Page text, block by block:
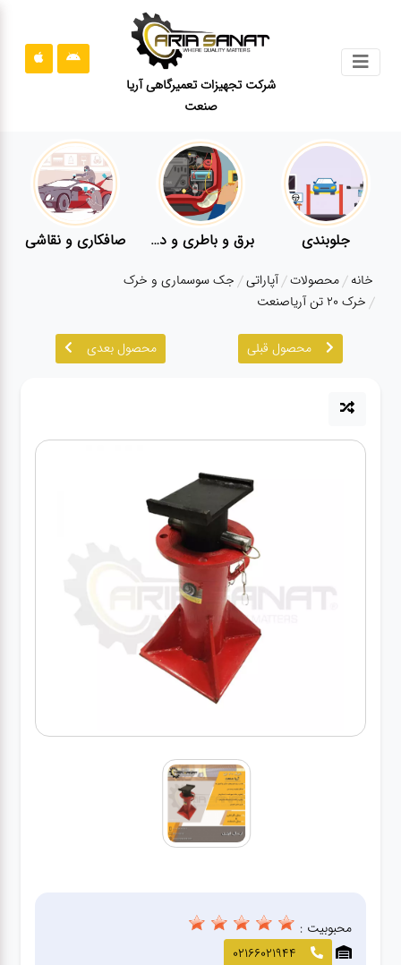
شرکت تجهیزات تعمیرگاهی آریا
صنعت
قوانین
سایت
ارتباط
درباره
ما
آپاراتی
دیاگ
لوازم
برق و باطری و دیاگ صافکاری و نقاشی کارواش
خانه محصولات آپاراتی جک سوسماری و خرک
خرک ۲۰ تن آریاصنعت
محصول قبلی محصول بعدی
محبوبیت :
02166021944